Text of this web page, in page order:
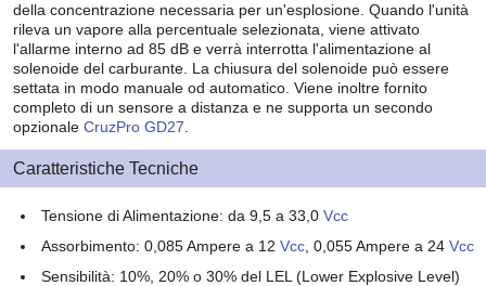
della concentrazione necessaria per un'esplosione. Quando l'unità
rileva un vapore alla percentuale selezionata, viene attivato
l'allarme interno ad 85 dB e verrà interrotta l'alimentazione al
solenoide del carburante. La chiusura del solenoide può essere
settata in modo manuale od automatico. Viene inoltre fornito
completo di un sensore a distanza e ne supporta un secondo
opzionale CruzPro GD27
Caratteristiche Tecniche
Tensione di Alimentazione: da 9,5 a 33,0 Vcc
Assorbimento: 0,085 Ampere a 12 Vcc , 0,055 Ampere a 24 Vcc
Sensibilità: 10%, 20% o 30% del LEL (Lower Explosive Level)